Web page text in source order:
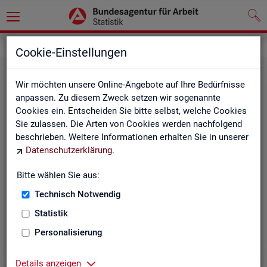
Cookie-Einstellungen
Wir möchten unsere Online-Angebote auf Ihre Bedürfnisse
anpassen. Zu diesem Zweck setzen wir sogenannte
Cookies ein. Entscheiden Sie bitte selbst, welche Cookies
Sie zulassen. Die Arten von Cookies werden nachfolgend
beschrieben. Weitere Informationen erhalten Sie in unserer
Datenschutzerklärung.
Bitte wählen Sie aus:
Technisch Notwendig
Statistik
Personalisierung
Details anzeigen
Der Bericht gibt einen Überblick über die aktuelle
Entwicklung am Arbeits- und Ausbildungsmarkt in